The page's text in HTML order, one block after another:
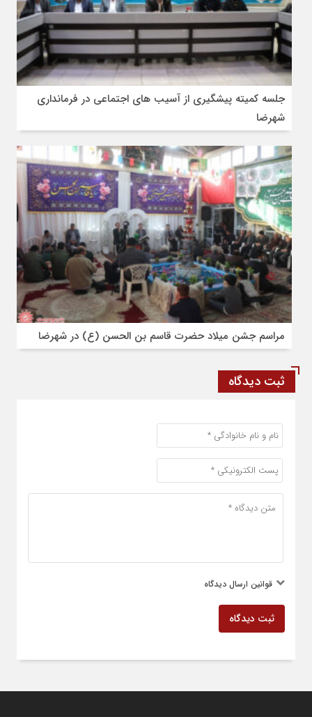
جلسه کمیته پیشگیری از آسیب های اجتماعی در فرمانداری
شهرضا
مراسم جشن میلاد حضرت قاسم بن الحسن (ع) در شهرضا
ثبت دیدگاه
قوانین ارسال دیدگاه
ثبت دیدگاه